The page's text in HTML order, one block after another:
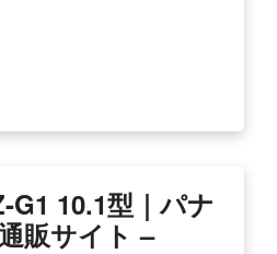
G1 10.1型｜パナ
販サイト –